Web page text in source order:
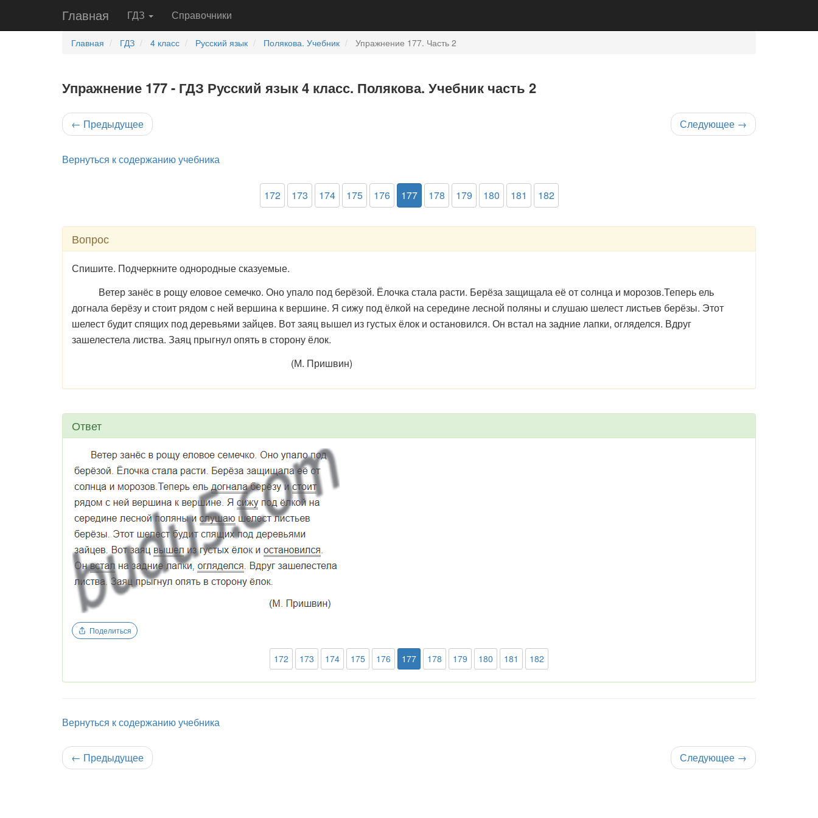
Главная ГДЗ Справочники
Главная ГДЗ 4 класс Русский язык Полякова. Учебник Упражнение 177. Часть 2
Упражнение 177 - ГДЗ Русский язык 4 класс. Полякова. Учебник часть 2
← Предыдущее Следующее →
Вернуться к содержанию учебника
172 173 174 175 176 177 178 179 180 181 182
Вопрос
Спишите. Подчеркните однородные сказуемые.
Ветер занёс в рощу еловое семечко. Оно упало под берёзой. Ёлочка стала расти. Берёза защищала её от солнца и морозов.Теперь ель
догнала берёзу и стоит рядом с ней вершина к вершине. Я сижу под ёлкой на середине лесной поляны и слушаю шелест листьев берёзы. Этот
шелест будит спящих под деревьями зайцев. Вот заяц вышел из густых ёлок и остановился. Он встал на задние лапки, огляделся. Вдруг
зашелестела листва. Заяц прыгнул опять в сторону ёлок.
(М. Пришвин)
Ответ
Поделиться
172 173 174 175 176 177 178 179 180 181 182
Вернуться к содержанию учебника
← Предыдущее Следующее →